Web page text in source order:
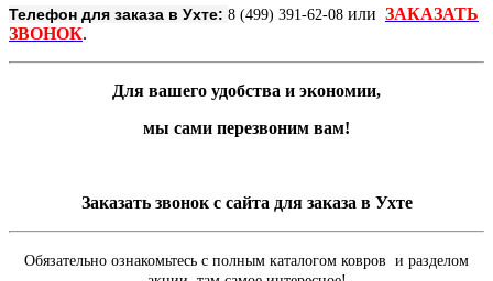
Телефон для заказа в Ухте: 8 (499) 391-62-08 или ЗАКАЗАТЬ
ЗВОНОК.
Для вашего удобства и экономии,
мы сами перезвоним вам!
Заказать звонок с сайта для заказа в Ухте
Обязательно ознакомьтесь с полным каталогом ковров и разделом